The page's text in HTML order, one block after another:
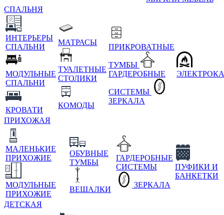
СПАЛЬНЯ
ИНТЕРЬЕРЫ
СПАЛЬНИ
МОДУЛЬНЫЕ
СПАЛЬНИ
КРОВАТИ
МАТРАСЫ
ТУАЛЕТНЫЕ
СТОЛИКИ
КОМОДЫ
ПРИКРОВАТНЫЕ
ТУМБЫ
ГАРДЕРОБНЫЕ
СИСТЕМЫ
ЗЕРКАЛА
ПРИХОЖАЯ
МАЛЕНЬКИЕ
ПРИХОЖИЕ
МОДУЛЬНЫЕ
ПРИХОЖИЕ
ОБУВНЫЕ
ТУМБЫ
ВЕШАЛКИ
ГАРДЕРОБНЫЕ
СИСТЕМЫ
ЗЕРКАЛА
ПУФИКИ И
БАНКЕТКИ
ДЕТСКАЯ